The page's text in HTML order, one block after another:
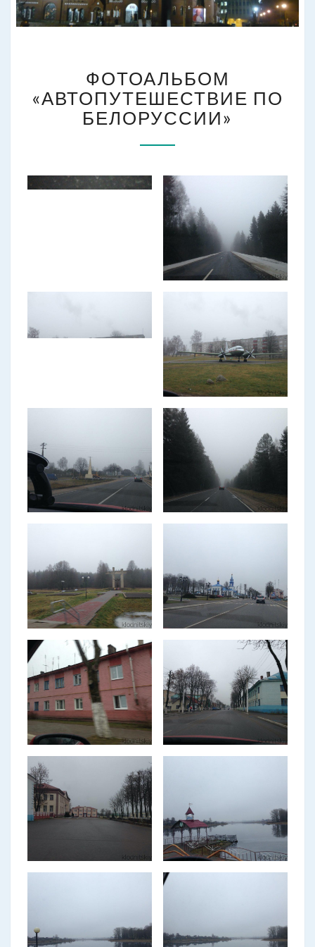
«АВТОПУТЕШЕСТВИЕ
ПО
БЕЛОРУССИИ»
ФОТОАЛЬБОМ
«АВТОПУТЕШЕСТВИЕ ПО
БЕЛОРУССИИ»